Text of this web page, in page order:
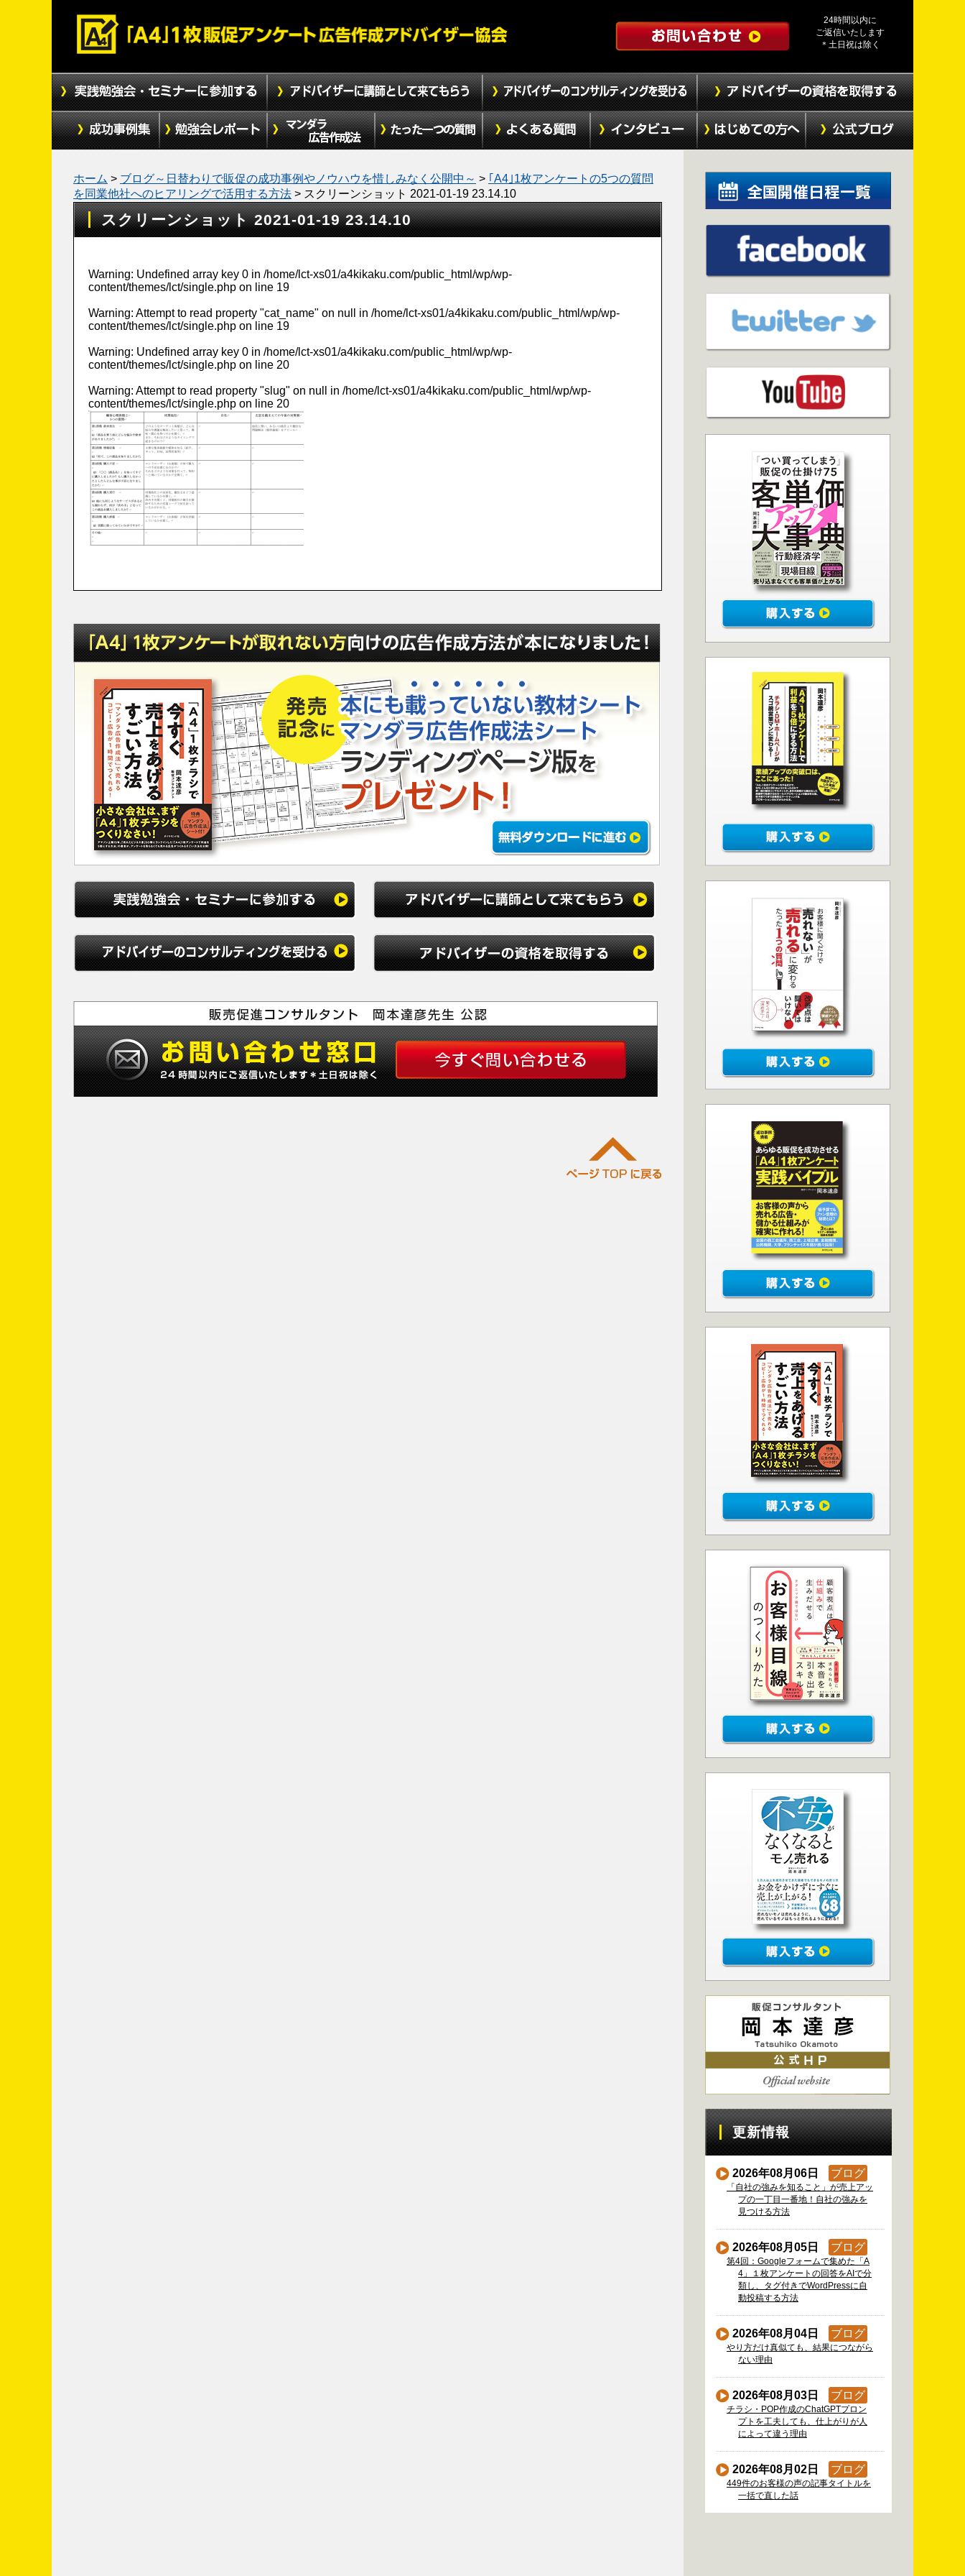
24時間以内に
ご返信いたします
＊土日祝は除く
ホーム > ブログ～日替わりで販促の成功事例やノウハウを惜しみなく公開中～ > ｢A4｣1枚アンケートの5つの質問
を同業他社へのヒアリングで活用する方法 > スクリーンショット 2021-01-19 23.14.10
スクリーンショット 2021-01-19 23.14.10
Warning: Undefined array key 0 in /home/lct-xs01/a4kikaku.com/public_html/wp/wp-
content/themes/lct/single.php on line 19
Warning: Attempt to read property "cat_name" on null in /home/lct-xs01/a4kikaku.com/public_html/wp/wp-
content/themes/lct/single.php on line 19
Warning: Undefined array key 0 in /home/lct-xs01/a4kikaku.com/public_html/wp/wp-
content/themes/lct/single.php on line 20
Warning: Attempt to read property "slug" on null in /home/lct-xs01/a4kikaku.com/public_html/wp/wp-
content/themes/lct/single.php on line 20
更新情報
2026年08月06日 ブログ
「自社の強みを知ること」が売上アッ
プの一丁目一番地！自社の強みを
見つける方法
2026年08月05日 ブログ
第4回：Googleフォームで集めた「A
4」１枚アンケートの回答をAIで分
類し、タグ付きでWordPressに自
動投稿する方法
2026年08月04日 ブログ
やり方だけ真似ても、結果につながら
ない理由
2026年08月03日 ブログ
チラシ・POP作成のChatGPTプロン
プトを工夫しても、仕上がりが人
によって違う理由
2026年08月02日 ブログ
449件のお客様の声の記事タイトルを
一括で直した話